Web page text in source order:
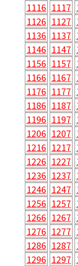
1116 1117
1126 1127
1136 1137
1146 1147
1156 1157
1166 1167
1176 1177
1186 1187
1196 1197
1206 1207
1216 1217
1226 1227
1236 1237
1246 1247
1256 1257
1266 1267
1276 1277
1286 1287
1296 1297